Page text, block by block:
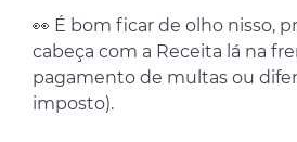
👀 É bom ficar de olho nisso,
cabeça com a Receita lá na
pagamento de multas ou
imposto).